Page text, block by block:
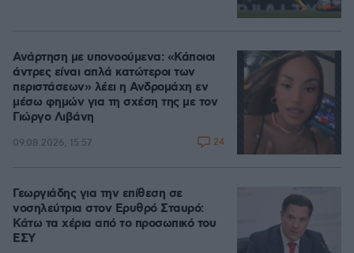
Ανάρτηση με υπονοούμενα: «Κάποιοι
άντρες είναι απλά κατώτεροι των
περιστάσεων» λέει η Ανδρομάχη εν
μέσω φημών για τη σχέση της με τον
Γιώργο Λιβάνη
09.08.2026, 15:57 24
Γεωργιάδης για την επίθεση σε
νοσηλεύτρια στον Ερυθρό Σταυρό:
Κάτω τα χέρια από το προσωπικό του
ΕΣΥ